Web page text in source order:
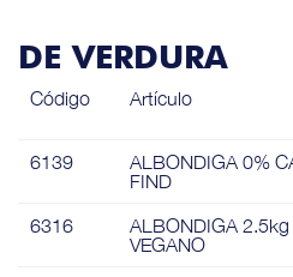
DE VERDURA
Código Artículo
6139
ALBONDIGA 0%
FIND
6316
ALBONDIGA
VEGANO